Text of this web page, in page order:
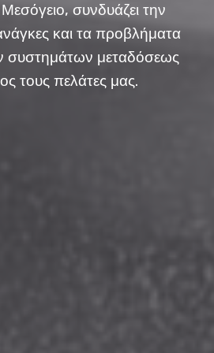
συνδυάζει την
και τα προβλήματα
συστημάτων μεταδόσεως
τους πελάτες μας.